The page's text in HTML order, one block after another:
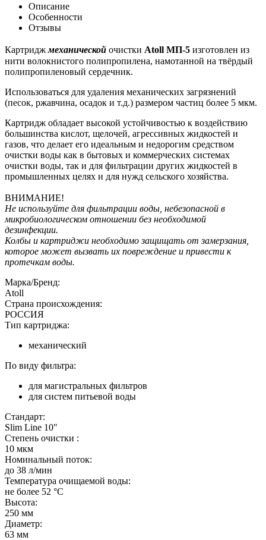
Описание
Особенности
Отзывы
Картридж механической очистки Atoll МП-5 изготовлен из
нити волокнистого полипропилена, намотанной на твёрдый
полипропиленовый сердечник.
Использоваться для удаления механических загрязнений
(песок, ржавчина, осадок и т.д.) размером частиц более 5 мкм.
Картридж обладает высокой устойчивостью к воздействию
большинства кислот, щелочей, агрессивных жидкостей и
газов, что делает его идеальным и недорогим средством
очистки воды как в бытовых и коммерческих системах
очистки воды, так и для фильтрации других жидкостей в
промышленных целях и для нужд сельского хозяйства.
ВНИМАНИЕ!
Не используйте для фильтрации воды, небезопасной в
микробиологическом отношении без необходимой
дезинфекции.
Колбы и картриджи необходимо защищать от замерзания,
которое может вызвать их повреждение и привести к
протечкам воды.
Марка/Бренд:
Atoll
Страна происхождения:
РОССИЯ
Тип картриджа:
механический
По виду фильтра:
для магистральных фильтров
для систем питьевой воды
Стандарт:
Slim Line 10"
Степень очистки :
10 мкм
Номинальный поток:
до 38 л/мин
Температура очищаемой воды:
не более 52 °С
Высота:
250 мм
Диаметр:
63 мм